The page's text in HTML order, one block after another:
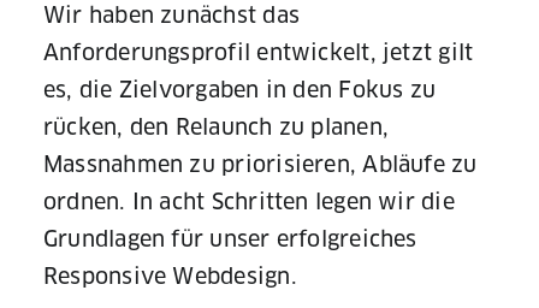
Wir haben zunächst das
Anforderungsprofil entwickelt, jetzt gilt
es, die Zielvorgaben in den Fokus zu
rücken, den Relaunch zu planen,
Massnahmen zu priorisieren, Abläufe zu
ordnen. In acht Schritten legen wir die
Grundlagen für unser erfolgreiches
Responsive Webdesign.